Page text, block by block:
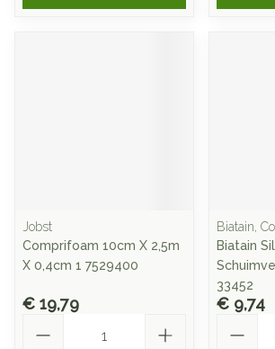
Jobst
Comprifoam 10cm X 2,5m
X 0,4cm 1 7529400
€ 19,79
Biatain,
Biatain
33452
€ 9,74